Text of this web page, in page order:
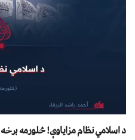
د اسلامي نظام مزاياوې! څلورمه برخه